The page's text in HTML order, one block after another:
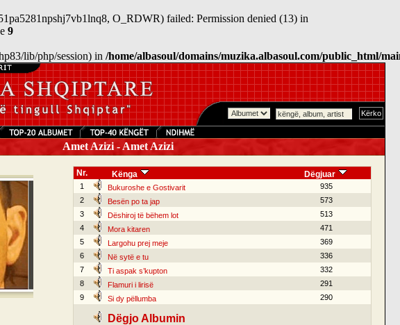
O_RDWR) failed: Permission denied (13) in
9
lib/php/session) in /home/albasoul/domains/muzika.albasoul.com/public_html/
Amet Azizi - Amet Azizi
Nr. Kënga Dëgjuar
1 Bukuroshe e Gostivarit
935
2
Besën po ta jap
573
3
Dëshiroj të bëhem lot
513
4
Mora kitaren
471
5
Largohu prej meje
369
6
Në sytë e tu
336
7
Ti aspak s’kupton
332
8
Flamuri i lirisë
291
9
Si dy pëllumba 290
Dëgjo Albumin